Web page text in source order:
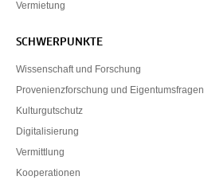
Vermietung
SCHWERPUNKTE
Wissenschaft und Forschung
Provenienzforschung und Eigentumsfragen
Kulturgutschutz
Digitalisierung
Vermittlung
Kooperationen